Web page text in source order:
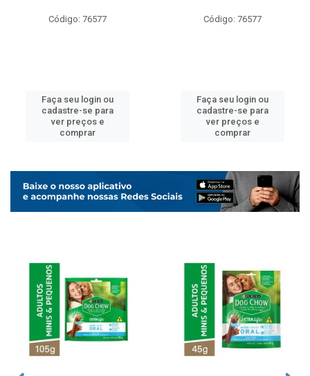
Código: 76577
Faça seu login ou
cadastre-se para
ver preços e
comprar
Código: 76577
Faça seu login ou
cadastre-se para
ver preços e
comprar